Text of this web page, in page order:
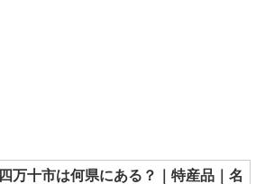
四万十市は何県にある？｜特産品｜名